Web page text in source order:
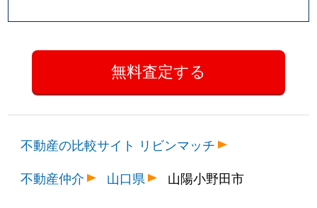
不動産の比較サイト リビンマッチ
不動産仲介
山口県 山陽小野田市